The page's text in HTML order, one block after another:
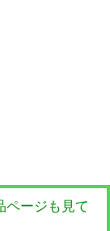
ページも見て